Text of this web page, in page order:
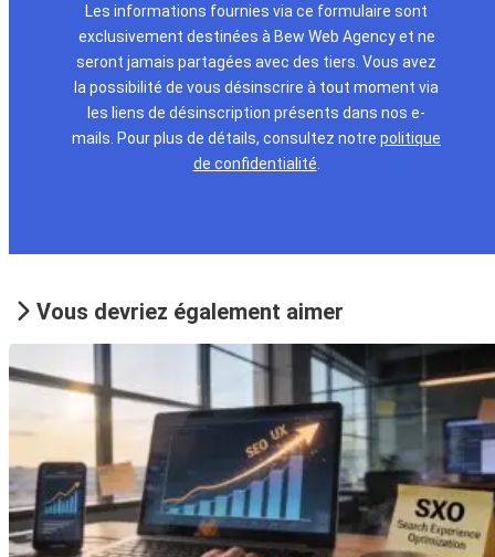
Les informations fournies via ce formulaire sont
exclusivement destinées à Bew Web Agency et ne
seront jamais partagées avec des tiers. Vous avez
la possibilité de vous désinscrire à tout moment via
les liens de désinscription présents dans nos e-
mails. Pour plus de détails, consultez notre politique
de confidentialité
Vous devriez également aimer